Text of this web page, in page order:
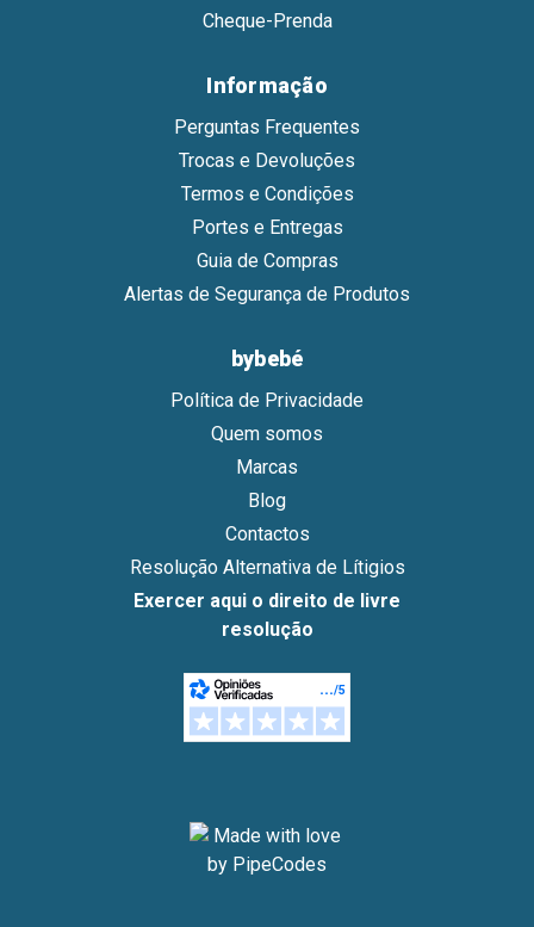
Cheque-Prenda
Informação
Perguntas Frequentes
Trocas e Devoluções
Termos e Condições
Portes e Entregas
Guia de Compras
Alertas de Segurança de Produtos
bybebé
Política de Privacidade
Quem somos
Marcas
Blog
Contactos
Resolução Alternativa de Lítigios
Exercer aqui o direito de livre
resolução